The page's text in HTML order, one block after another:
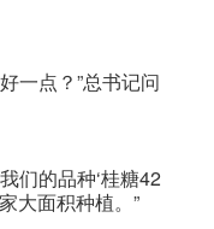
一点？”总书记问
们的品种‘桂糖42
大面积种植。”